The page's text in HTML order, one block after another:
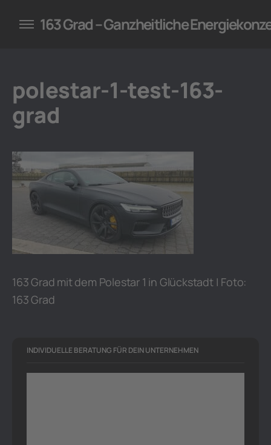
für Unternehmen
163 Grad – Ganzheitliche
polestar-1-test-163-
grad
163 Grad mit dem Polestar 1 in Glückstadt | Foto:
163 Grad
INDIVIDUELLE BERATUNG FÜR DEIN UNTERNEHMEN